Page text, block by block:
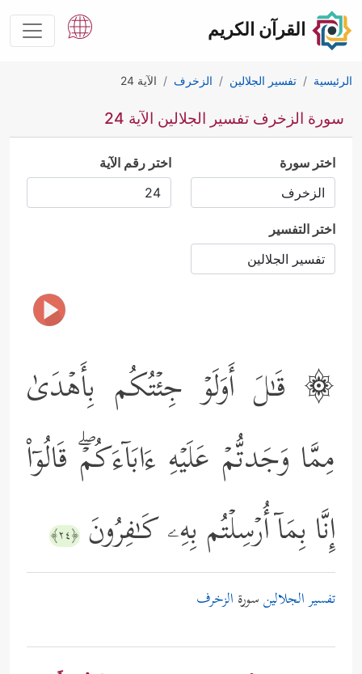
القرآن الكريم
الرئيسية تفسير الجلالين الزخرف الآية 24
سورة الزخرف تفسير الجلالين الآية 24
اختر سورة اختر رقم الآية
اختر التفسير
۞ قَـٰلَ أَوَلَوۡ جِئۡتُكُم بِأَهۡدَىٰ
مِمَّا وَجَدتُّمۡ عَلَیۡهِ ءَابَاۤءَكُمۡۖ قَالُوۤاْ
إِنَّا بِمَاۤ أُرۡسِلۡتُم بِهِۦ كَـٰفِرُونَ ﴿٢٤﴾
تفسير الجلالينسورة الزخرف